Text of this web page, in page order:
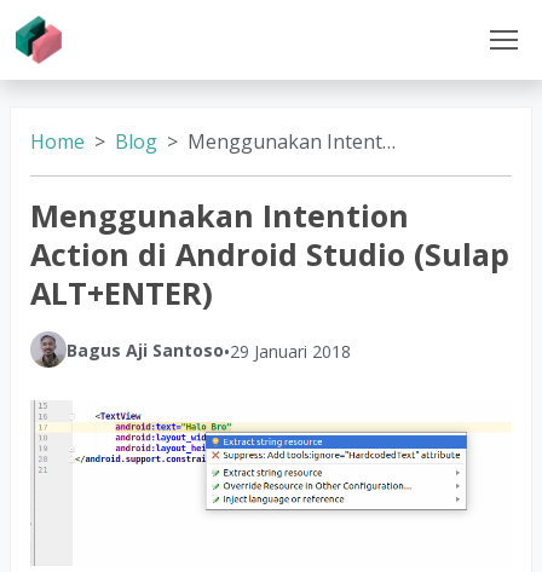
Home Blog Menggunakan Intention Action di Android Studio (Sulap ALT+ENTER)
Menggunakan Intention
Action di Android Studio (Sulap
ALT+ENTER)
Bagus Aji Santoso•29 Januari 2018